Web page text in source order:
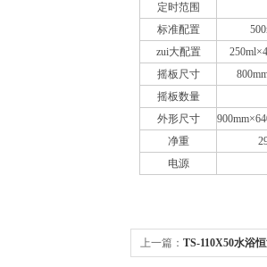
定时范围
标准配置
zui大配置
摇板尺寸
摇板数量
外形尺寸
净重
电源
上一篇： TS-110X50水浴